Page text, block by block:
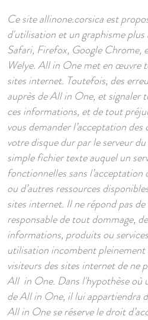
Ce site allinone.corsica est
d'utilisation et un graphisme
Safari, Firefox, Google Chrome,
Welye. All in One met en œuvre
sites internet. Toutefois, des
auprès de All in One, et signaler
ces informations, et de tout
vous demander l’acceptation
votre disque dur par le serveur
simple fichier texte auquel un
fonctionnelles sans
ou d’autres ressources
sites internet. Il ne répond pas
responsable de tout dommage,
informations, produits ou
utilisation incombent
visiteurs des sites internet de ne
All in One. Dans l'hypothèse où
de All in One, il lui appartiendra
All in One se réserve le droit